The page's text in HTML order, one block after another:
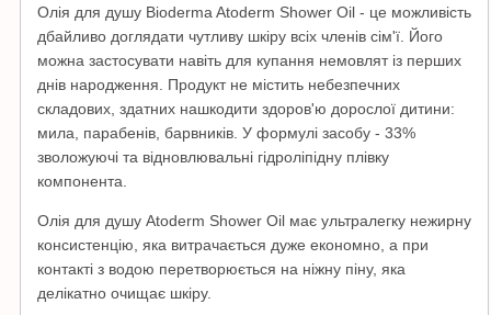
Олія для душу Bioderma Atoderm Shower Oil - це можливість
дбайливо доглядати чутливу шкіру всіх членів сім'ї. Його
можна застосувати навіть для купання немовлят із перших
днів народження. Продукт не містить небезпечних
складових, здатних нашкодити здоров'ю дорослої дитини:
мила, парабенів, барвників. У формулі засобу - 33%
зволожуючі та відновлювальні гідроліпідну плівку
компонента.
Олія для душу Atoderm Shower Oil має ультралегку нежирну
консистенцію, яка витрачається дуже економно, а при
контакті з водою перетворюється на ніжну піну, яка
делікатно очищає шкіру.